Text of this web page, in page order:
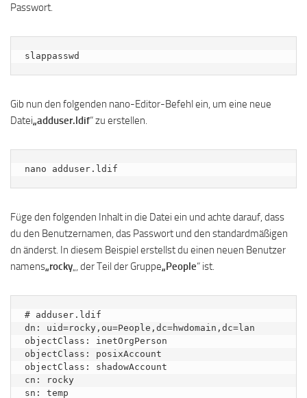
Passwort.
slappasswd
Gib nun den folgenden nano-Editor-Befehl ein, um eine neue
Datei„adduser.ldif“ zu erstellen.
nano adduser.ldif
Füge den folgenden Inhalt in die Datei ein und achte darauf, dass
du den Benutzernamen, das Passwort und den standardmäßigen
dn änderst. In diesem Beispiel erstellst du einen neuen Benutzer
namens„rocky„, der Teil der Gruppe„People“ ist.
# adduser.ldif
dn: uid=rocky,ou=People,dc=hwdomain,dc=lan
objectClass: inetOrgPerson
objectClass: posixAccount
objectClass: shadowAccount
cn: rocky
sn: temp